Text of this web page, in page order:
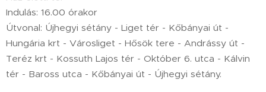
Indulás: 16.00 órakor
Útvonal: Újhegyi sétány - Liget tér - Kőbányai út -
Hungária krt - Városliget - Hősök tere - Andrássy út -
Teréz krt - Kossuth Lajos tér - Október 6. utca - Kálvin
tér - Baross utca - Kőbányai út - Újhegyi sétány.